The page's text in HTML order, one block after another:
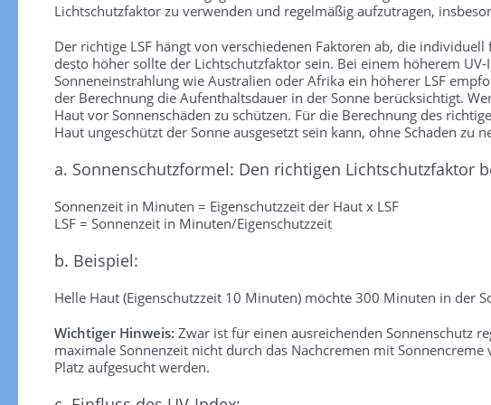
Lichtschutzfaktor zu verwenden und regelmäßig aufzutragen,
Der richtige LSF hängt von verschiedenen Faktoren ab, die
desto höher sollte der Lichtschutzfaktor sein. Bei einem höherem
Sonneneinstrahlung wie Australien oder Afrika ein höherer LSF
der Berechnung die Aufenthaltsdauer in der Sonne berücksichtigt.
Haut vor Sonnenschäden zu schützen. Für die Berechnung des
Haut ungeschützt der Sonne ausgesetzt sein kann, ohne Schaden zu
a. Sonnenschutzformel: Den richtigen Lichtschutzfaktor
Sonnenzeit in Minuten = Eigenschutzzeit der Haut x LSF
LSF = Sonnenzeit in Minuten/Eigenschutzzeit
b. Beispiel:
Helle Haut (Eigenschutzzeit 10 Minuten) möchte 300 Minuten in der
Wichtiger Hinweis: Zwar ist für einen ausreichenden Sonnenschutz
maximale Sonnenzeit nicht durch das Nachcremen mit
Platz aufgesucht werden.